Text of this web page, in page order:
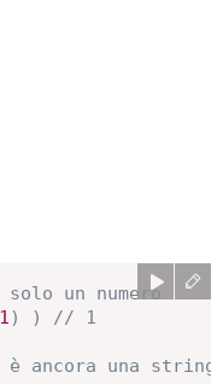
un numero
1 ) ) // 1
ancora una